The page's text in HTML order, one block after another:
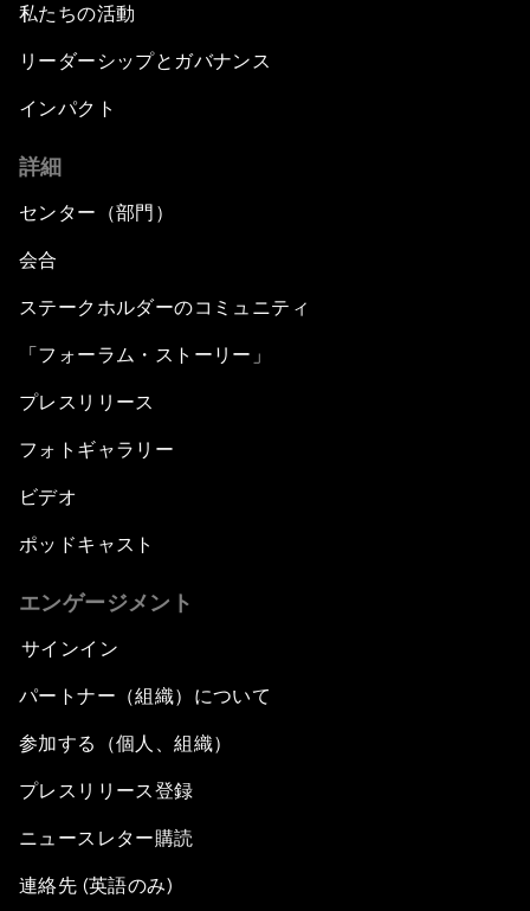
私たちの活動
リーダーシップとガバナンス
インパクト
詳細
センター（部門）
会合
ステークホルダーのコミュニティ
「フォーラム・ストーリー」
プレスリリース
フォトギャラリー
ビデオ
ポッドキャスト
エンゲージメント
サインイン
パートナー（組織）について
参加する（個人、組織）
プレスリリース登録
ニュースレター購読
連絡先 (英語のみ)